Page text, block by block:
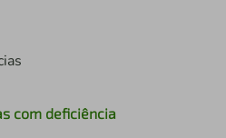
com deficiência